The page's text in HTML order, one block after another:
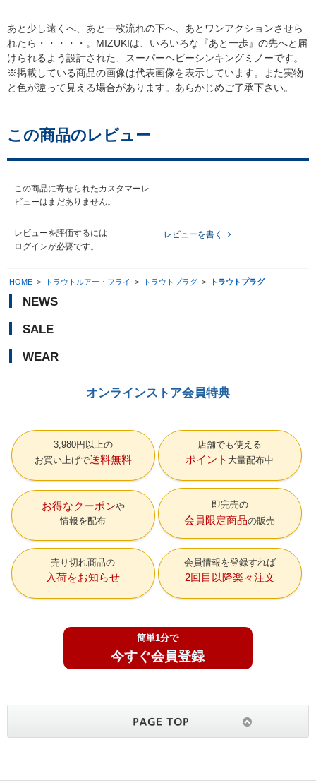
あと少し遠くへ、あと一枚流れの下へ、あとワンアクションさせら
れたら・・・・・。MIZUKIは、いろいろな『あと一歩』の先へと届
けられるよう設計された、スーパーヘビーシンキングミノーです。
※掲載している商品の画像は代表画像を表示しています。また実物
と色が違って見える場合があります。あらかじめご了承下さい。
この商品のレビュー
この商品に寄せられたカスタマーレ
ビューはまだありません。
レビューを評価するには
ログインが必要です。
レビューを書く
HOME > トラウトルアー・フライ > トラウトプラグ > トラウトプラグ
NEWS
SALE
WEAR
オンラインストア会員特典
3,980円以上の
お買い上げで送料無料
店舗でも使える
ポイント 大量配布中
お得なクーポン
情報を配布
即完売の
会員限定商品の販売
売り切れ商品の
入荷をお知らせ
会員情報を登録すれば
2回目以降楽々注文
簡単1分で
今すぐ会員登録